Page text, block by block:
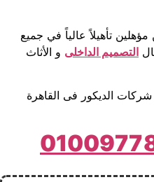
تأهيلاً عالياً في جميع
التصميم الداخلى و الأثاث
الديكور فى القاهرة